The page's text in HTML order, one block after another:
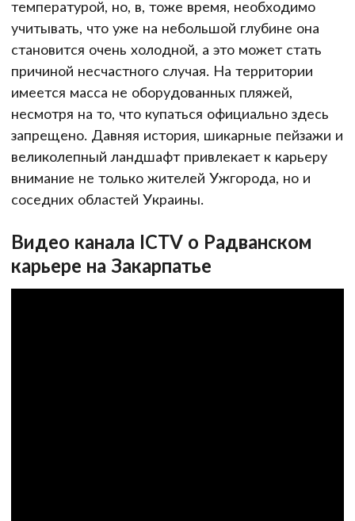
температурой, но, в, тоже время, необходимо
учитывать, что уже на небольшой глубине она
становится очень холодной, а это может стать
причиной несчастного случая. На территории
имеется масса не оборудованных пляжей,
несмотря на то, что купаться официально здесь
запрещено. Давняя история, шикарные пейзажи и
великолепный ландшафт привлекает к карьеру
внимание не только жителей Ужгорода, но и
соседних областей Украины.
Видео канала ICTV о Радванском
карьере на Закарпатье